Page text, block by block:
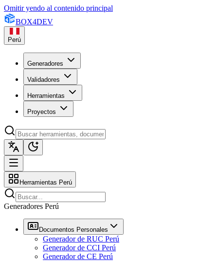
Omitir yendo al contenido principal
BOX4DEV
Perú
Generadores
Validadores
Herramientas
Proyectos
Herramientas Perú
Generadores Perú
Documentos Personales
Generador de RUC Perú
Generador de CCI Perú
Generador de CE Perú